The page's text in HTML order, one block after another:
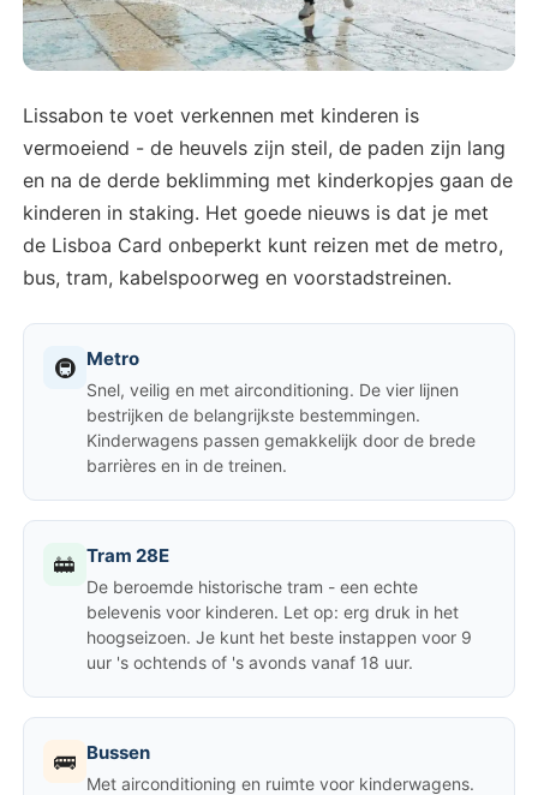
Lissabon te voet verkennen met kinderen is
vermoeiend - de heuvels zijn steil, de paden zijn lang
en na de derde beklimming met kinderkopjes gaan de
kinderen in staking. Het goede nieuws is dat je met
de Lisboa Card onbeperkt kunt reizen met de metro,
bus, tram, kabelspoorweg en voorstadstreinen.
🚇 Metro
Snel, veilig en met airconditioning. De vier lijnen
bestrijken de belangrijkste bestemmingen.
Kinderwagens passen gemakkelijk door de brede
barrières en in de treinen.
🚋 Tram 28E
De beroemde historische tram - een echte
belevenis voor kinderen. Let op: erg druk in het
hoogseizoen. Je kunt het beste instappen voor 9
uur 's ochtends of 's avonds vanaf 18 uur.
🚌 Bussen
Met airconditioning en ruimte voor kinderwagens.